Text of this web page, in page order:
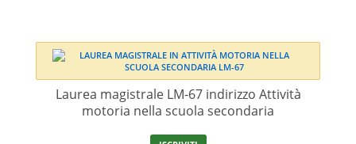
Laurea magistrale LM-67 indirizzo Attività
motoria nella scuola secondaria